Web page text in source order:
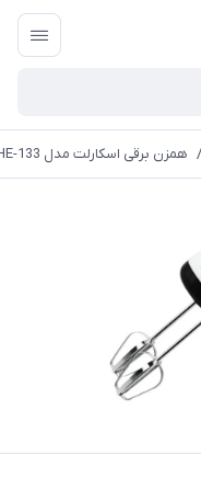
/ همزن برقی اسکارلت مدل HE-133